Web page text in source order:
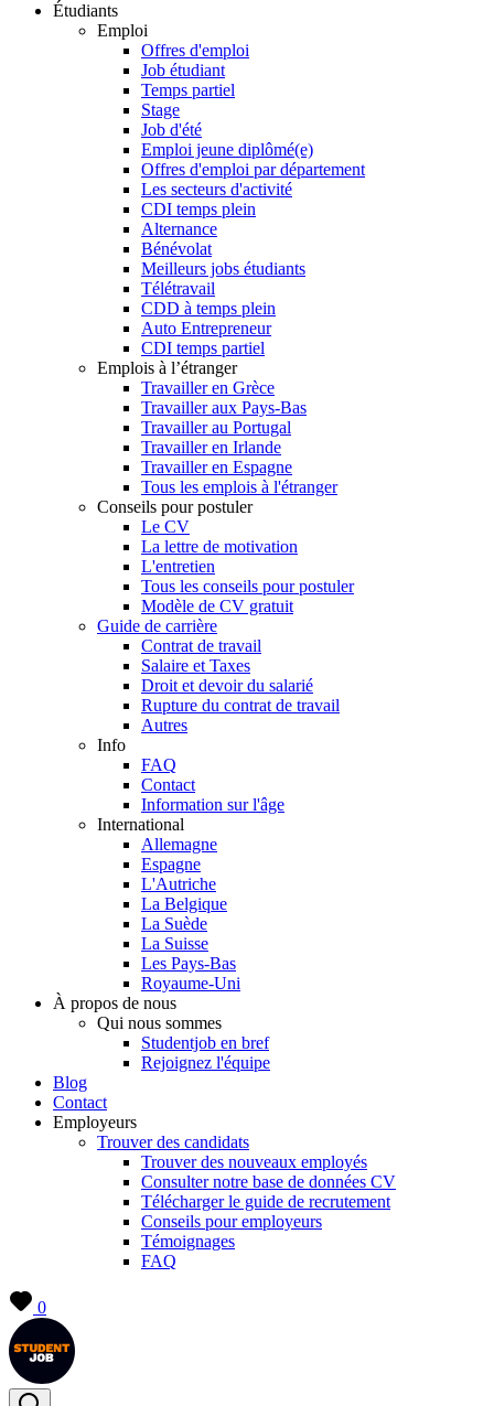
Étudiants
Emploi
Offres d'emploi
Job étudiant
Temps partiel
Stage
Job d'été
Emploi jeune diplômé(e)
Offres d'emploi par département
Les secteurs d'activité
CDI temps plein
Alternance
Bénévolat
Meilleurs jobs étudiants
Télétravail
CDD à temps plein
Auto Entrepreneur
CDI temps partiel
Emplois à l’étranger
Travailler en Grèce
Travailler aux Pays-Bas
Travailler au Portugal
Travailler en Irlande
Travailler en Espagne
Tous les emplois à l'étranger
Conseils pour postuler
Le CV
La lettre de motivation
L'entretien
Tous les conseils pour postuler
Modèle de CV gratuit
Guide de carrière
Contrat de travail
Salaire et Taxes
Droit et devoir du salarié
Rupture du contrat de travail
Autres
Info
FAQ
Contact
Information sur l'âge
International
Allemagne
Espagne
L'Autriche
La Belgique
La Suède
La Suisse
Les Pays-Bas
Royaume-Uni
À propos de nous
Qui nous sommes
Studentjob en bref
Rejoignez l'équipe
Blog
Contact
Employeurs
Trouver des candidats
Trouver des nouveaux employés
Consulter notre base de données CV
Télécharger le guide de recrutement
Conseils pour employeurs
Témoignages
FAQ
0